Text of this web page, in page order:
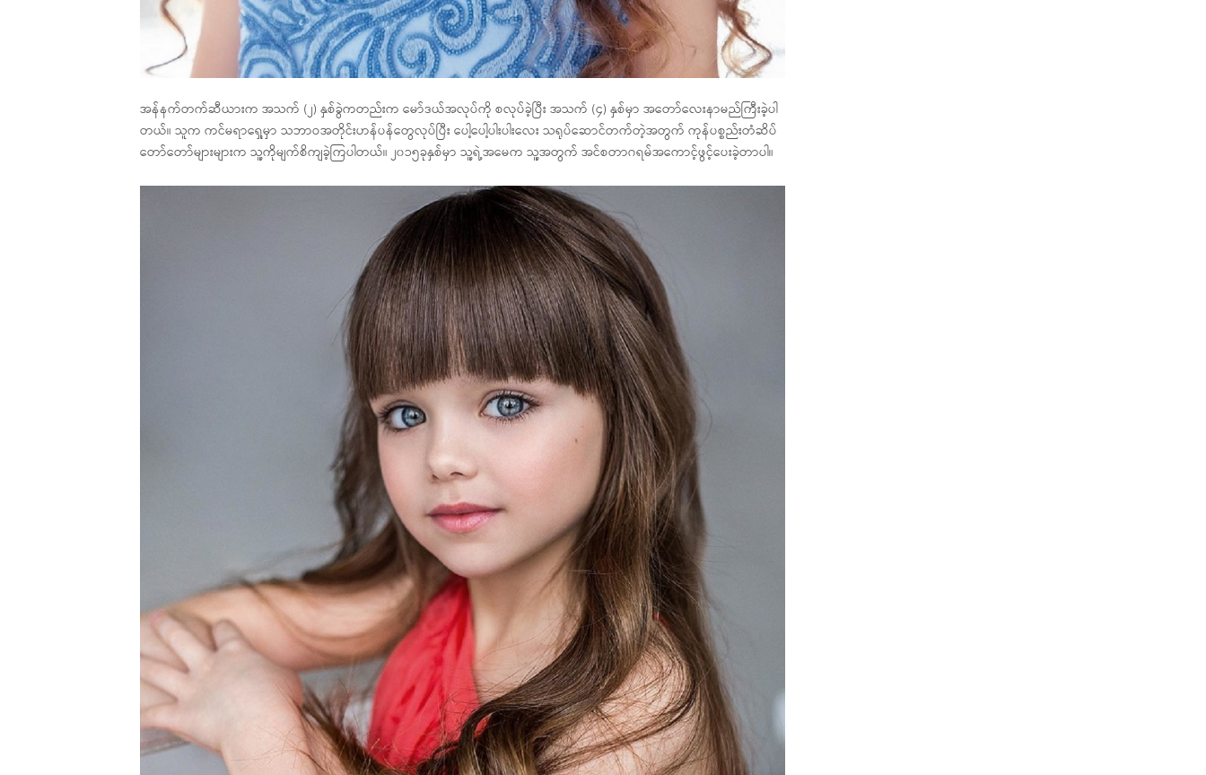
အန်နက်တက်ဆီယားက အသက် (၂) နှစ်ခွဲကတည်းက မော်ဒယ်အလုပ်ကို စလုပ်ခဲ့ပြီး အသက် (၄) နှစ်မှာ အတော်လေးနာမည်ကြီးခဲ့ပါ
တယ်။ သူက ကင်မရာရှေ့မှာ သဘာဝအတိုင်းဟန်ပန်တွေလုပ်ပြီး ပေါ့ပေါ့ပါးပါးလေး သရုပ်ဆောင်တက်တဲ့အတွက် ကုန်ပစ္စည်းတံဆိပ်
တော်တော်များများက သူ့ကိုမျက်စိကျခဲ့ကြပါတယ်။ ၂၀၁၅ခုနှစ်မှာ သူ့ရဲ့အမေက သူ့အတွက် အင်စတာဂရမ်အကောင့်ဖွင့်ပေးခဲ့တာပါ။